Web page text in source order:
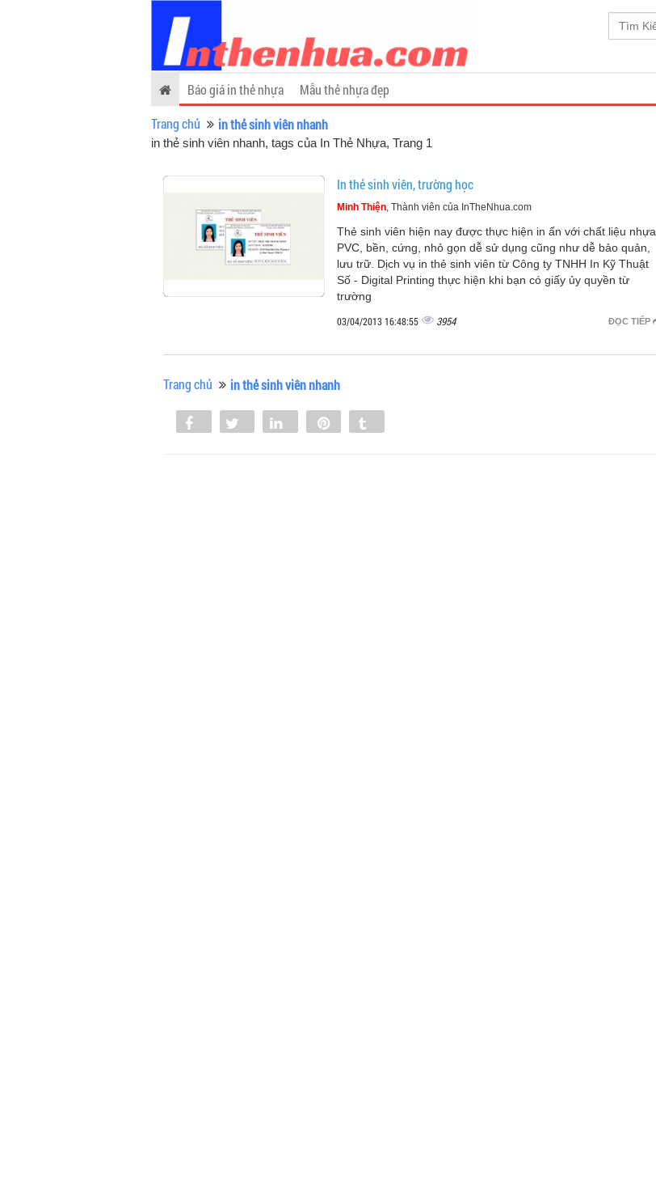
Báo giá in thẻ nhựa Mẫu thẻ nhựa đẹp
Trang chủ
in thẻ sinh viên nhanh
in thẻ sinh viên nhanh, tags của In Thẻ Nhựa, Trang 1
In thẻ sinh viên, trường học
Minh Thiện, Thành viên của InTheNhua.com
Thẻ sinh viên hiện nay được thực hiện in ấn với chất liệu nhựa
PVC, bền, cứng, nhỏ gọn dễ sử dụng cũng như dễ bảo quản,
lưu trữ. Dịch vụ in thẻ sinh viên từ Công ty TNHH In Kỹ Thuật
Số - Digital Printing thực hiện khi bạn có giấy ủy quyền từ
trường
ĐỌC TIẾP
03/04/2013 16:48:55 3954
Trang chủ in thẻ sinh viên nhanh
Share Tweet Share